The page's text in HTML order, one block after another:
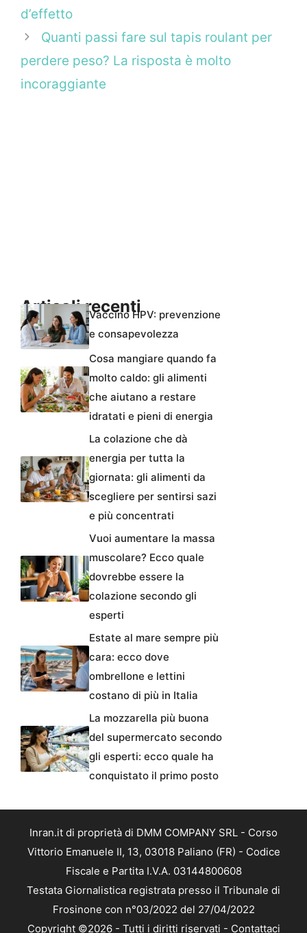
d’effetto
Quanti passi fare sul tapis roulant per
perdere peso? La risposta è molto
incoraggiante
Articoli recentiVaccino HPV: prevenzione
e consapevolezza
Cosa mangiare quando fa
molto caldo: gli alimenti
che aiutano a restare
idratati e pieni di energia
La colazione che dà
energia per tutta la
giornata: gli alimenti da
scegliere per sentirsi sazi
e più concentrati
Vuoi aumentare la massa
muscolare? Ecco quale
dovrebbe essere la
colazione secondo gli
esperti
Estate al mare sempre più
cara: ecco dove
ombrellone e lettini
costano di più in Italia
La mozzarella più buona
del supermercato secondo
gli esperti: ecco quale ha
conquistato il primo posto
Inran.it di proprietà di DMM COMPANY SRL - Corso
Vittorio Emanuele II, 13, 03018 Paliano (FR) - Codice
Fiscale e Partita I.V.A. 03144800608
Testata Giornalistica registrata presso il Tribunale di
Frosinone con n°03/2022 del 27/04/2022
Copyright ©2026 - Tutti i diritti riservati - Contattaci